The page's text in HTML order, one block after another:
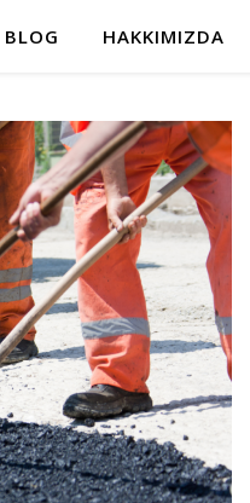
BLOG HAKKIMIZDA